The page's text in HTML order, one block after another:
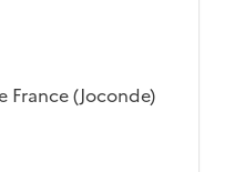
France (Joconde)